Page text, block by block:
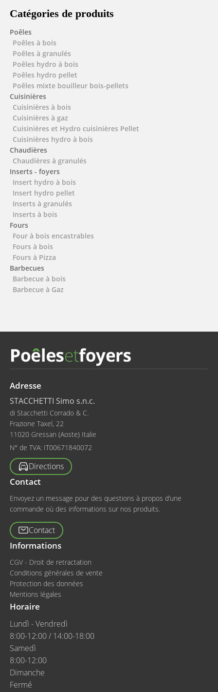
Catégories de produits
Poêles
Poêles à bois
Poêles à granulés
Poêles hydro à bois
Poêles hydro pellet
Poêles mixte bouilleur bois-pellets
Cuisinières
Cuisinières à bois
Cuisinières à gaz
Cuisinières et Hydro cuisinières Pellet
Cuisinières hydro à bois
Chaudières
Chaudières à granulés
Inserts - foyers
Insert hydro à bois
Insert hydro pellet
Inserts à granulés
Inserts à bois
Fours
Four à bois encastrables
Fours à bois
Fours à Pizza
Barbecues
Barbecue à bois
Barbecue à Gaz
Adresse
STACCHETTI Simo s.n.c.
di Stacchetti Corrado & C.
Frazione Taxel, 22
11020 Gressan (Aoste) Italie
N° de TVA: IT00671840072
Directions
Contact
Envoyez un message pour des questions à propos d’une
commande où des informations sur nos produits.
Contact
Informations
CGV - Droit de retractation
Conditions générales de vente
Protection des données
Mentions légales
Horaire
Lundì - Vendredì
8:00-12:00 / 14:00-18:00
Samedì
8:00-12:00
Dimanche
Fermé